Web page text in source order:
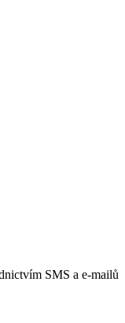
SMS a e-mailů